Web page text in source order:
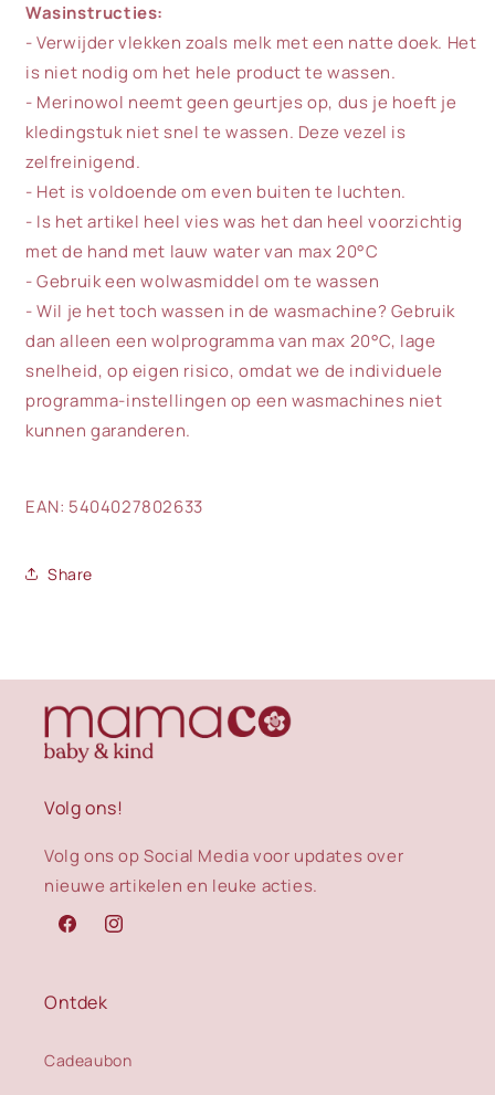
Wasinstructies:
- Verwijder vlekken zoals melk met een natte doek. Het
is niet nodig om het hele product te wassen.
- Merinowol neemt geen geurtjes op, dus je hoeft je
kledingstuk niet snel te wassen. Deze vezel is
zelfreinigend.
- Het is voldoende om even buiten te luchten.
- Is het artikel heel vies was het dan heel voorzichtig
met de hand met lauw water van max 20°C
- Gebruik een wolwasmiddel om te wassen
- Wil je het toch wassen in de wasmachine? Gebruik
dan alleen een wolprogramma van max 20°C, lage
snelheid, op eigen risico, omdat we de individuele
programma-instellingen op een wasmachines niet
kunnen garanderen.
EAN: 5404027802633
Share
Volg ons!
Volg ons op Social Media voor updates over
nieuwe artikelen en leuke acties.
FacebookInstagram
Ontdek
Cadeaubon